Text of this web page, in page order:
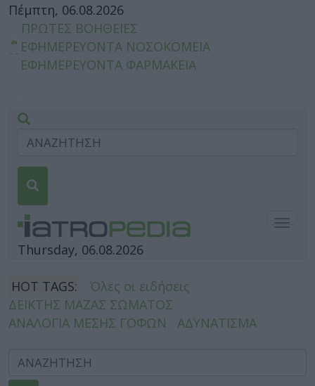
Πέμπτη, 06.08.2026
ΠΡΩΤΕΣ ΒΟΗΘΕΙΕΣ
ΕΦΗΜΕΡΕΥΟΝΤΑ ΝΟΣΟΚΟΜΕΙΑ
ΕΦΗΜΕΡΕΥΟΝΤΑ ΦΑΡΜΑΚΕΙΑ
Thursday, 06.08.2026
HOT TAGS:
Όλες οι ειδήσεις
ΔΕΙΚΤΗΣ ΜΑΖΑΣ ΣΩΜΑΤΟΣ
ΑΝΑΛΟΓΙΑ ΜΕΣΗΣ ΓΟΦΩΝ
ΑΔΥΝΑΤΙΣΜΑ